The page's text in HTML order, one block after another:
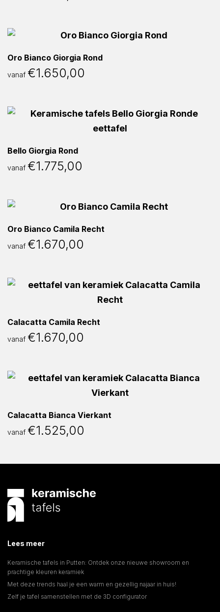
Oro Bianco Giorgia Rond
vanaf €1.650,00
Bello Giorgia Rond
vanaf €1.775,00
Oro Bianco Camila Recht
vanaf €1.670,00
Calacatta Camila Recht
vanaf €1.670,00
Calacatta Bianca Vierkant
vanaf €1.525,00
Lees meer
Keramische tafels in Putten: Ontdek onze nieuwe showroom en
prachtige kleuren keramiek
Met deze trends haal je een warm en gezellig najaar in huis!
Zelf je tafel samenstellen met de 3D configurator